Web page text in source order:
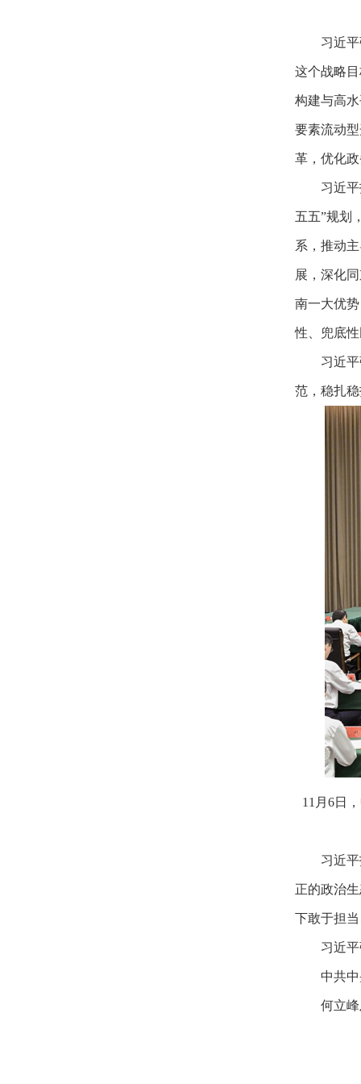
习近
这个战略
构建与高
要素流动
革，优化
习近
五五”规划
系，推动
展，深化
南一大优
性、兜底
习近
范，稳扎
11月6日
习近
正的政治
下敢于担
习近
中共
何立